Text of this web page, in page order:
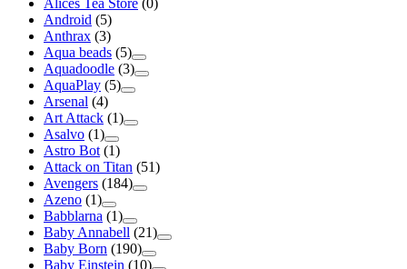
Android (5)
Anthrax (3)
Aqua beads (5)
Aquadoodle (3)
AquaPlay (5)
Arsenal (4)
Art Attack (1)
Asalvo (1)
Astro Bot (1)
Attack on Titan (51)
Avengers (184)
Azeno (1)
Babblarna (1)
Baby Annabell (21)
Baby Born (190)
Baby Einstein (10)